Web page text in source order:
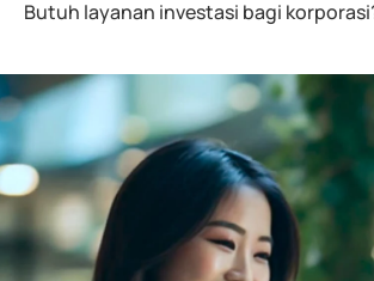
Butuh layanan investasi bagi